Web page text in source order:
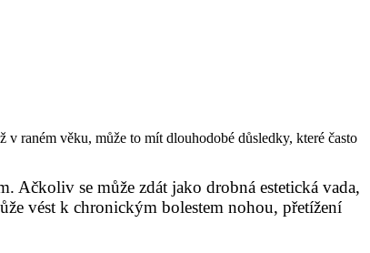
raném věku, může to mít dlouhodobé důsledky, které často
Ačkoliv se může zdát jako drobná estetická vada,
vést k chronickým bolestem nohou, přetížení